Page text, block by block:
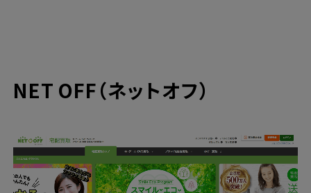
NET OFF（ネットオフ）